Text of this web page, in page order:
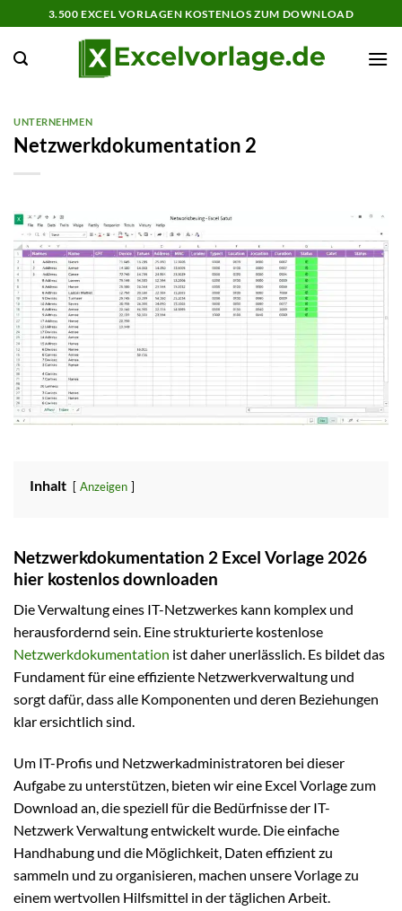
Inhalt
springen
3.500 EXCEL VORLAGEN KOSTENLOS ZUM DOWNLOAD
UNTERNEHMEN
Netzwerkdokumentation 2
Inhalt Anzeigen
Netzwerkdokumentation 2 Excel Vorlage 2026
hier kostenlos downloaden
Die Verwaltung eines IT-Netzwerkes kann komplex und
herausfordernd sein. Eine strukturierte kostenlose
Netzwerkdokumentation ist daher unerlässlich. Es bildet das
Fundament für eine effiziente Netzwerkverwaltung und
sorgt dafür, dass alle Komponenten und deren Beziehungen
klar ersichtlich sind.
Um IT-Profis und Netzwerkadministratoren bei dieser
Aufgabe zu unterstützen, bieten wir eine Excel Vorlage zum
Download an, die speziell für die Bedürfnisse der IT-
Netzwerk Verwaltung entwickelt wurde. Die einfache
Handhabung und die Möglichkeit, Daten effizient zu
sammeln und zu organisieren, machen unsere Vorlage zu
einem wertvollen Hilfsmittel in der täglichen Arbeit.